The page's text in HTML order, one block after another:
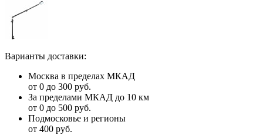
Варианты доставки:
Москва в пределах МКАД
от 0 до 300 руб.
За пределами МКАД до 10 км
от 0 до 500 руб.
Подмосковье и регионы
от 400 руб.